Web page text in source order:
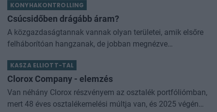
KONYHAKONTROLLING
Csúcsidőben drágább áram?
A közgazdaságtannak vannak olyan területei, amik elsőre
felháborítóan hangzanak, de jobban megnézve
némi kellemetlenséggel is járnak. Az
KASZA ELLIOTT-TAL
Clorox Company - elemzés
Van néhány Clorox részvényem az osztalék portfóliómban,
mert 48 éves osztalékemelési múltja van, és 2025 végén